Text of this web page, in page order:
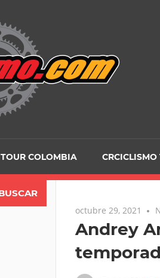
TOUR COLOMBIA CRCICLISMO
octubre 29, 2021
Andrey